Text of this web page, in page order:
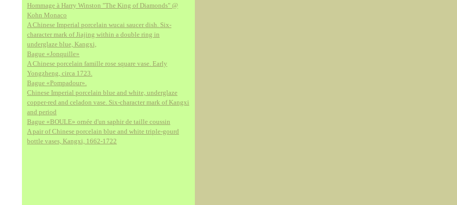
Hommage à Harry Winston "The King of Diamonds" @
Kohn Monaco
A Chinese Imperial porcelain wucai saucer dish. Six-
character mark of Jiajing within a double ring in
underglaze blue, Kangxi,
Bague «Jonquille»
A Chinese porcelain famille rose square vase. Early
Yongzheng, circa 1723.
Bague «Pompadour».
Chinese Imperial porcelain blue and white, underglaze
copper-red and celadon vase. Six-character mark of Kangxi
and period
Bague «BOULE» ornée d'un saphir de taille coussin
A pair of Chinese porcelain blue and white triple-gourd
bottle vases, Kangxi, 1662-1722